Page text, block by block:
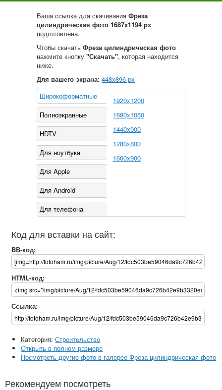
Ваша ссылка для скачивания Фреза
цилиндрическая фото 1687x1194 px
подготовлена.
Чтобы скачать Фреза цилиндрическая фото
нажмите кнопку "Скачать", которая находится
ниже.
Для вашего экрана: 448х896 px
Широкоформатные
Полноэкранные
HDTV
Для ноутбука
Для Apple
Для Android
Для телефона
1920x1200
1680x1050
1440x900
1280x800
1600x900
Код для вставки на сайт:
BB-код:
HTML-код:
Ссылка:
Категория:Строительство
Открыть в полном размере
Посмотреть другие фото в галерее Фреза цилиндрическая фото
Рекомендуем посмотреть